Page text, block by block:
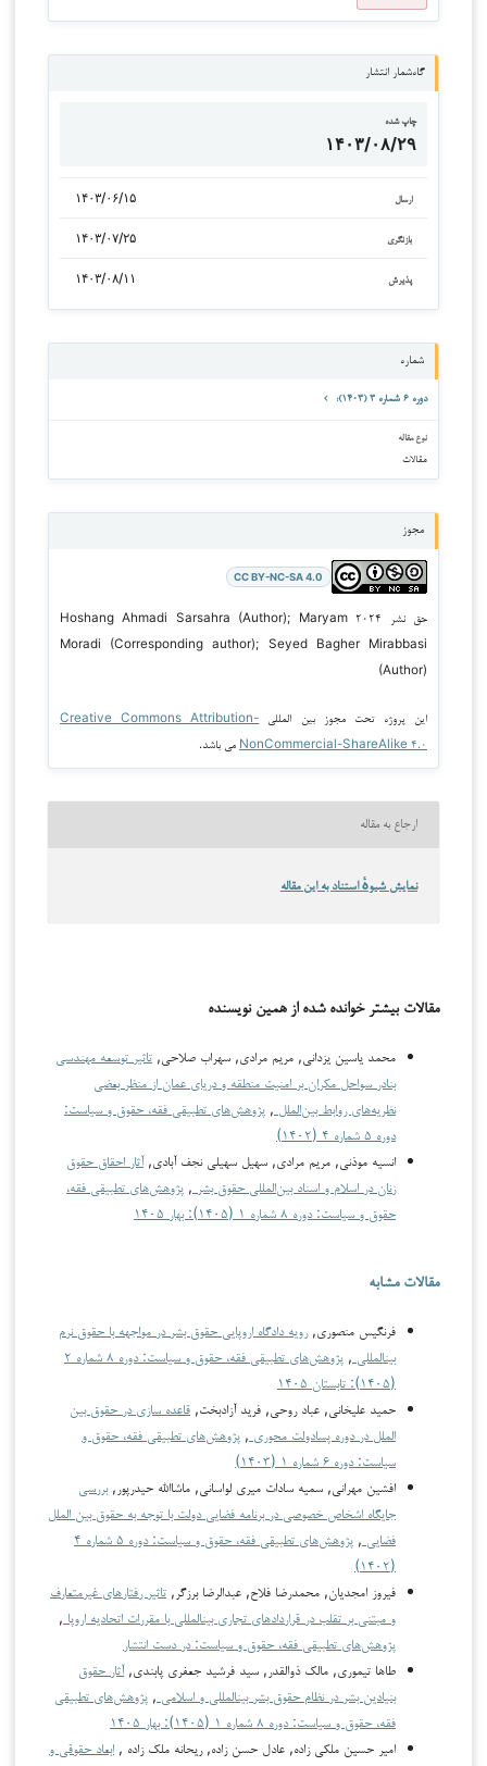
گاه‌شمار انتشار
چاپ شده
۱۴۰۳/۰۸/۲۹
ارسال ۱۴۰۳/۰۶/۱۵
بازنگری ۱۴۰۳/۰۷/۲۵
پذیرش ۱۴۰۳/۰۸/۱۱
شماره
دوره ۶ شماره ۳ (۱۴۰۳):
نوع مقاله
مقالات
مجوز
CC BY-NC-SA 4.0
حق نشر ۲۰۲۴ Hoshang Ahmadi Sarsahra (Author); Maryam
Moradi (Corresponding author); Seyed Bagher Mirabbasi
(Author)
این پروژه تحت مجوز بین المللی Creative Commons Attribution-
NonCommercial-ShareAlike ۴.۰ می باشد.
ارجاع به مقاله
نمایش شیوهٔ استناد به این مقاله
مقالات بیشتر خوانده شده از همین نویسنده
محمد یاسین یزدانی, مریم مرادی, سهراب صلاحی, تاثیر توسعه مهندسی
بنادر سواحل مکران بر امنیت منطقه و دریای عمان از منظر بعضی
نظریه‌های روابط بین‌الملل , پژوهش‌های تطبیقی فقه، حقوق و سیاست:
دوره ۵ شماره ۴ (۱۴۰۲)
انسیه موذنی, مریم مرادی, سهیل سهیلی نجف آبادی,آثار احقاق حقوق
زنان در اسلام و اسناد بین‌المللی حقوق بشر , پژوهش‌های تطبیقی فقه،
حقوق و سیاست: دوره ۸ شماره ۱ (۱۴۰۵): بهار ۱۴۰۵
مقالات مشابه
فرنگیس منصوری, رویه دادگاه اروپایی حقوق بشر در مواجهه با حقوق نرم
بین­المللی ,
پژوهش‌های تطبیقی فقه، حقوق و سیاست: دوره ۸ شماره ۲
(۱۴۰۵): تابستان ۱۴۰۵
حمید علیخانی, عباد روحی, فرید آزادبخت, قاعده سازی در حقوق بین
الملل در دوره پسادولت محوری , پژوهش‌های تطبیقی فقه، حقوق و
سیاست: دوره ۶ شماره ۱ (۱۴۰۳)
افشین مهرانی, سمیه سادات میری لواسانی, ماشاالله حیدرپور,بررسی
جایگاه اشخاص خصوصی در برنامه فضایی دولت با توجه به حقوق بین الملل
فضایی ,
پژوهش‌های تطبیقی فقه، حقوق و سیاست: دوره ۵ شماره ۴
(۱۴۰۲)
فیروز امجدیان, محمدرضا فلاح, عبدالرضا برزگر, تاثیر رفتارهای غیرمتعارف
و مبتنی بر تقلب در قراردادهای تجاری بین­المللی با مقررات اتحادیه اروپا ,
پژوهش‌های تطبیقی فقه، حقوق و سیاست: در دست انتشار
طاها تیموری, مالک ذوالقدر, سید فرشید جعفری پابندی,آثار حقوق
بنیادین بشر در نظام حقوق بشر بین­المللی و اسلامی , پژوهش‌های تطبیقی
فقه، حقوق و سیاست: دوره ۸ شماره ۱ (۱۴۰۵): بهار ۱۴۰۵
امیر حسین ملکی زاده, عادل حسن زاده, ریحانه ملک زاده , ابعاد حقوقی و